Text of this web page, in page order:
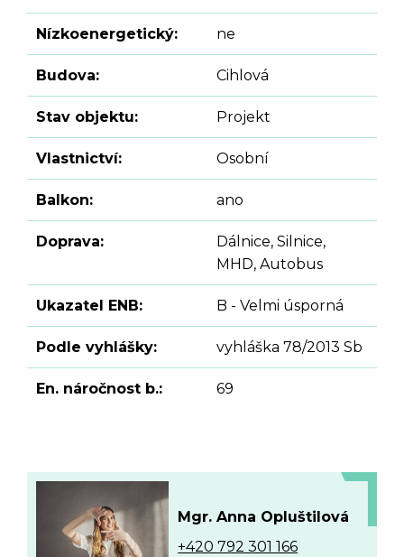
Nízkoenergetický: ne
Budova: Cihlová
Stav objektu: Projekt
Vlastnictví: Osobní
Balkon: ano
Doprava:
Dálnice, Silnice,
MHD, Autobus
Ukazatel ENB: B - Velmi úsporná
Podle vyhlášky: vyhláška 78/2013 Sb
En. náročnost b.: 69
Mgr. Anna Opluštilová
+420 792 301 166